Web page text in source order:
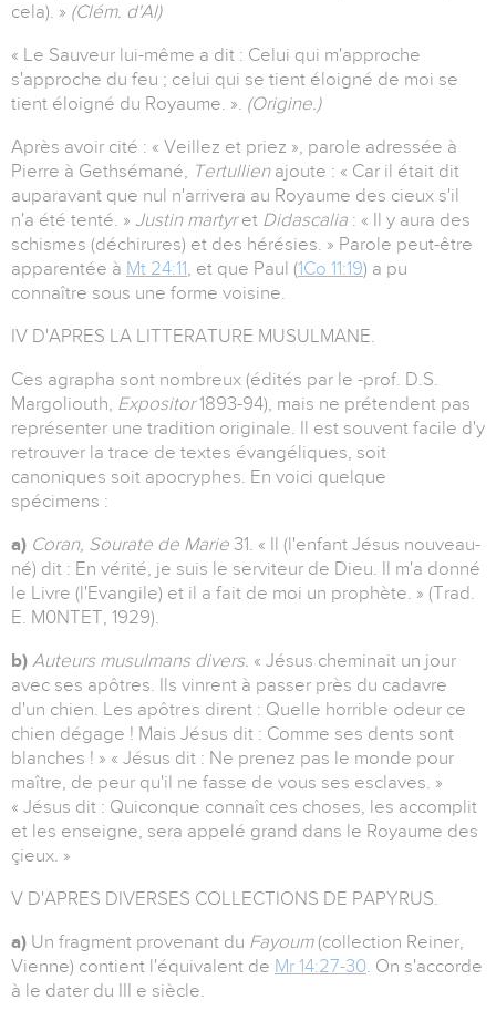
cela). » (Clém. d'Al)
« Le Sauveur lui-même a dit : Celui qui m'approche
s'approche du feu ; celui qui se tient éloigné de moi se
tient éloigné du Royaume. ». (Origine.)
Après avoir cité : « Veillez et priez », parole adressée à
Pierre à Gethsémané, Tertullien ajoute : « Car il était dit
auparavant que nul n'arrivera au Royaume des cieux s'il
n'a été tenté. » Justin martyret Didascalia : « Il y aura des
schismes (déchirures) et des hérésies. » Parole peut-être
apparentée à Mt 24:11, et que Paul (1Co 11:19) a pu
connaître sous une forme voisine.
IV D'APRES LA LITTERATURE MUSULMANE.
Ces agrapha sont nombreux (édités par le -prof. D.S.
Margoliouth, Expositor1893-94), mais ne prétendent pas
représenter une tradition originale. Il est souvent facile d'y
retrouver la trace de textes évangéliques, soit
canoniques soit apocryphes. En voici quelque
spécimens :
a) Coran, Sourate de Marie 31. « Il (l'enfant Jésus nouveau-
né) dit : En vérité, je suis le serviteur de Dieu. Il m'a donné
le Livre (l'Evangile) et il a fait de moi un prophète. » (Trad.
E. M0NTET, 1929).
b) Auteurs musulmans divers. « Jésus cheminait un jour
avec ses apôtres. Ils vinrent à passer près du cadavre
d'un chien. Les apôtres dirent : Quelle horrible odeur ce
chien dégage ! Mais Jésus dit : Comme ses dents sont
blanches ! » « Jésus dit : Ne prenez pas le monde pour
maître, de peur qu'il ne fasse de vous ses esclaves. »
« Jésus dit : Quiconque connaît ces choses, les accomplit
et les enseigne, sera appelé grand dans le Royaume des
çieux. »
V D'APRES DIVERSES COLLECTIONS DE PAPYRUS.
a) Un fragment provenant du Fayoum (collection Reiner,
Vienne) contient l'équivalent de Mr 14:27-30. On s'accorde
à le dater du III e siècle.